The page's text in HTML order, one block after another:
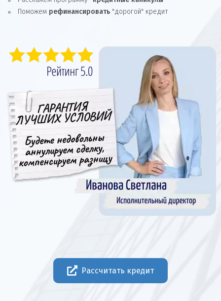
Поможем рефинансировать "дорогой" кредит
Рассчитать кредит